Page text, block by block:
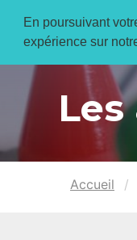
En poursuivant
expérience sur
Accueil